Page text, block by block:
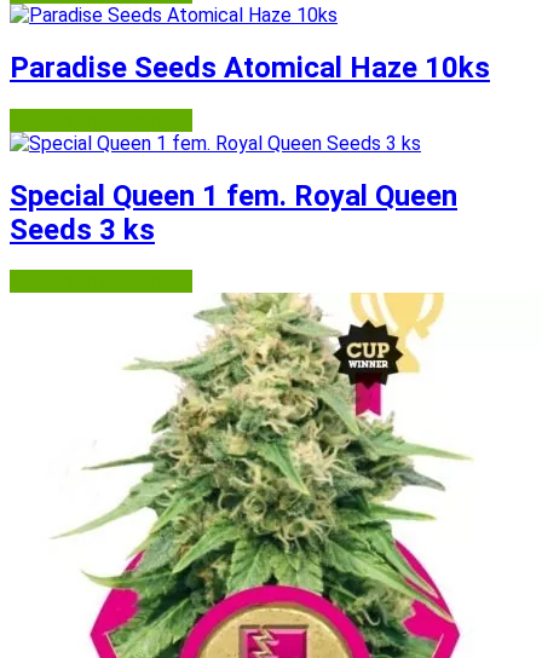
Paradise Seeds Atomical Haze 10ks
Special Queen 1 fem. Royal Queen
Seeds 3 ks